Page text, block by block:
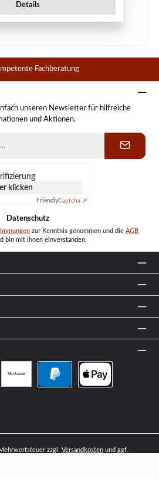
Details
Fachberatung
unseren Newsletter für hilfreiche
und Aktionen.
klicken
FriendlyCaptcha ⇗
Datenschutz
zur Kenntnis genommen und die AGB
bin mit ihnen einverstanden.
Vorkasse
zzgl. Versandkostenund ggf.